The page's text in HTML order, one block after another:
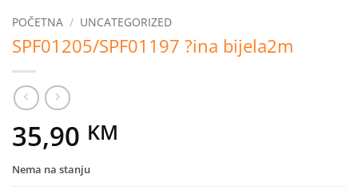
POČETNA / UNCATEGORIZED
SPF01205/SPF01197 ?ina bijela2m
35,90 KM
Nema na stanju